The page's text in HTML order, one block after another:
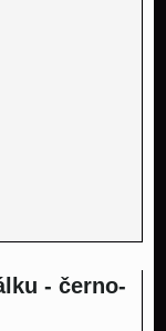
- černo-